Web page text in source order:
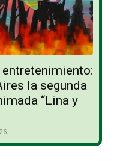
la segunda
“Lina y